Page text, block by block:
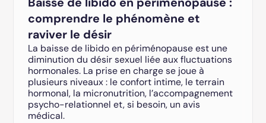
comprendre le phénomène et
raviver le désir
La baisse de libido en périménopause est une
diminution du désir sexuel liée aux fluctuations
hormonales. La prise en charge se joue à
plusieurs niveaux : le confort intime, le terrain
hormonal, la micronutrition, l’accompagnement
psycho-relationnel et, si besoin, un avis
médical.